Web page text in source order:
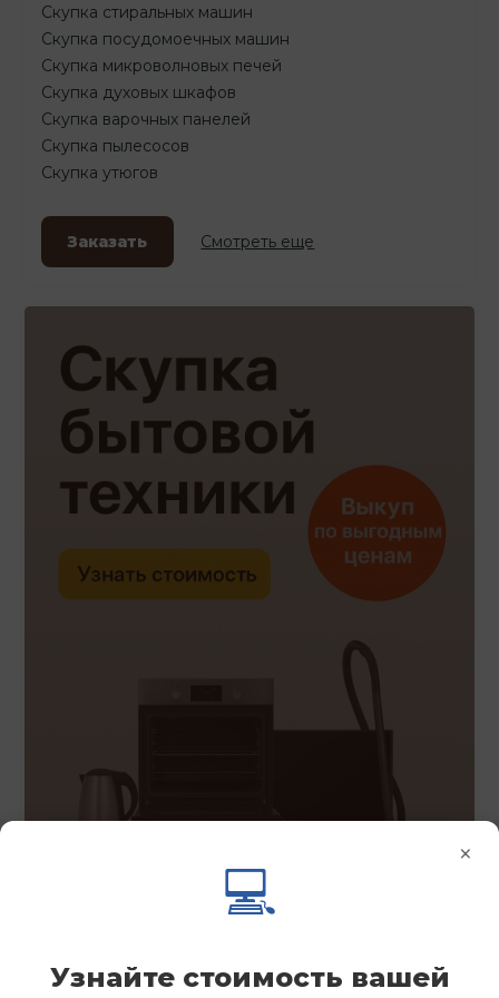
Скупка стиральных машин
Скупка посудомоечных машин
Скупка микроволновых печей
Скупка духовых шкафов
Скупка варочных панелей
Скупка пылесосов
Скупка утюгов
Заказать Смотреть еще
×
💻
Узнайте стоимость вашей